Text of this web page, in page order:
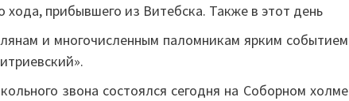
хода, прибывшего из Витебска. Также в этот день
и многочисленным паломникам ярким событием
звона состоялся сегодня на Соборном холме